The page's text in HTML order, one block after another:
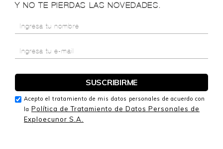
Y NO TE PIERDAS LAS NOVEDADES.
Acepto el tratamiento de mis datos personales de acuerdo con
la Política de Tratamiento de Datos Personales de
Exploecunor S.A.